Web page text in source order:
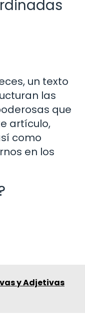
un texto
las
que
artículo,
como
en los
y Adjetivas